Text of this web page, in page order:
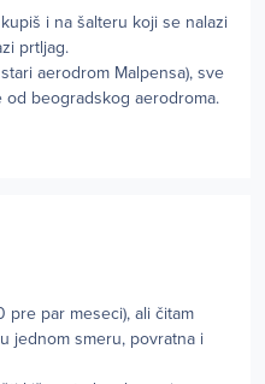
i na šalteru koji se nalazi
prtljag.
aerodrom Malpensa), sve
beogradskog aerodroma.
pre par meseci), ali čitam
jednom smeru, povratna i